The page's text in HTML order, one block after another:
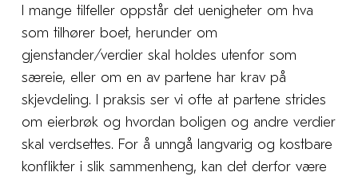
I mange tilfeller oppstår det uenigheter om hva
som tilhører boet, herunder om
gjenstander/verdier skal holdes utenfor som
særeie, eller om en av partene har krav på
skjevdeling. I praksis ser vi ofte at partene strides
om eierbrøk og hvordan boligen og andre verdier
skal verdsettes. For å unngå langvarig og kostbare
konflikter i slik sammenheng, kan det derfor være